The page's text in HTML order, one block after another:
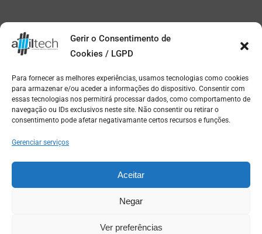
Gerir o Consentimento de
Cookies / LGPD
Para fornecer as melhores experiências, usamos tecnologias como cookies
para armazenar e/ou aceder a informações do dispositivo. Consentir com
essas tecnologias nos permitirá processar dados, como comportamento de
navegação ou IDs exclusivos neste site. Não consentir ou retirar o
consentimento pode afetar negativamante certos recursos e funções.
Gerenciar serviços
Aceitar
Negar
Ver preferências